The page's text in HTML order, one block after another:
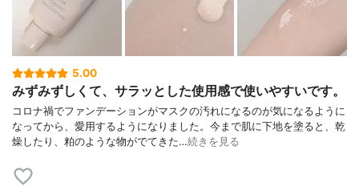
5.00
みずみずしくて、サラッとした使用感で使いやすいです。
コロナ禍でファンデーションがマスクの汚れになるのが気になるように
なってから、愛用するようになりました。今まで肌に下地を塗ると、乾
燥したり、粕のような物がでてきた…続きを見る